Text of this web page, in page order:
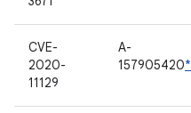
CVE-
2020-
11129
A-
157905420*